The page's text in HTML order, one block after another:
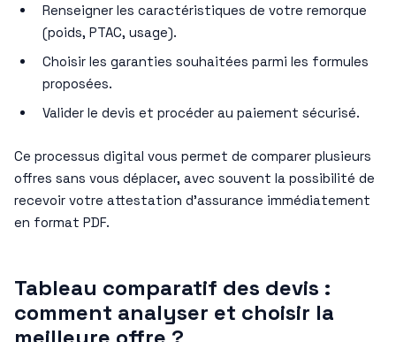
Renseigner les caractéristiques de votre remorque
(poids, PTAC, usage).
Choisir les garanties souhaitées parmi les formules
proposées.
Valider le devis et procéder au paiement sécurisé.
Ce processus digital vous permet de comparer plusieurs
offres sans vous déplacer, avec souvent la possibilité de
recevoir votre attestation d’assurance immédiatement
en format PDF.
Tableau comparatif des devis :
comment analyser et choisir la